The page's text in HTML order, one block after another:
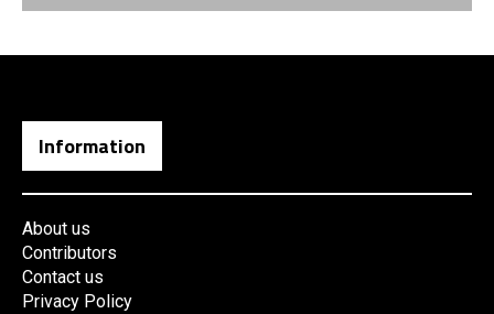
Information
About us
Contributors
Contact us
Privacy Policy